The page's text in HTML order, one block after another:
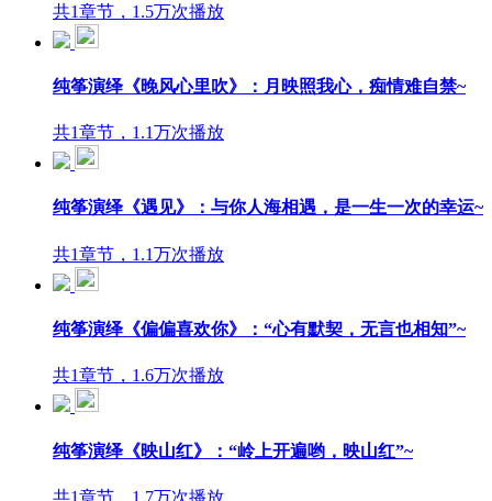
共1章节，1.5万次播放
纯筝演绎《晚风心里吹》：月映照我心，痴情难自禁~
共1章节，1.1万次播放
纯筝演绎《遇见》：与你人海相遇，是一生一次的幸运~
共1章节，1.1万次播放
纯筝演绎《偏偏喜欢你》：“心有默契，无言也相知”~
共1章节，1.6万次播放
纯筝演绎《映山红》：“岭上开遍哟，映山红”~
共1章节，1.7万次播放